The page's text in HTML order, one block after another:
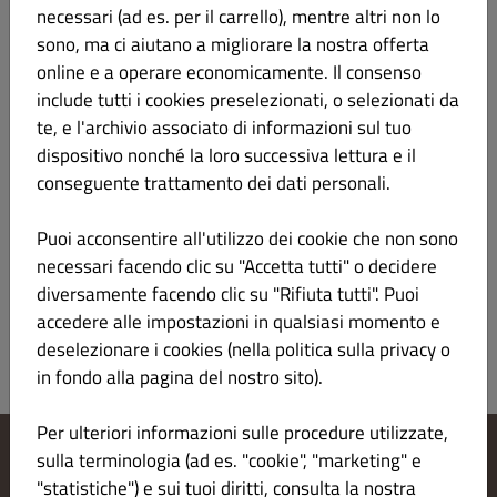
€ 4.00
Riso Avocado
Nigiri Ebi Gambero cotto
Riso, Gambero Cotto
Modifica le impostazioni dei cookie
necessari (ad es. per il carrello), mentre altri non lo
sono, ma ci aiutano a migliorare la nostra offerta
online e a operare economicamente. Il consenso
include tutti i cookies preselezionati, o selezionati da
te, e l'archivio associato di informazioni sul tuo
dispositivo nonché la loro successiva lettura e il
conseguente trattamento dei dati personali.
Puoi acconsentire all'utilizzo dei cookie che non sono
necessari facendo clic su "Accetta tutti" o decidere
diversamente facendo clic su "Rifiuta tutti". Puoi
accedere alle impostazioni in qualsiasi momento e
deselezionare i cookies (nella politica sulla privacy o
in fondo alla pagina del nostro sito).
Per ulteriori informazioni sulle procedure utilizzate,
sulla terminologia (ad es. "cookie", "marketing" e
"statistiche") e sui tuoi diritti, consulta la nostra